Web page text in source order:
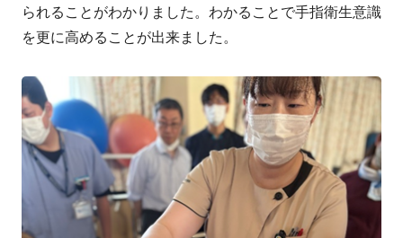
られることがわかりました。わかることで手指衛生意識
を更に高めることが出来ました。